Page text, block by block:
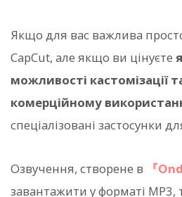
Якщо для вас важлива
CapCut, але якщо ви цінуєте
можливості кастомізації
комерційному
спеціалізовані застосунки
Озвучення, створене в 『
завантажити у форматі MP3,